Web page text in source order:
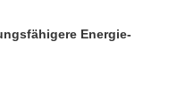
Energie-